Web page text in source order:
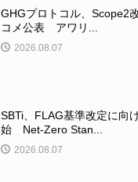
GHGプロトコル、Scope2
コメ公表 アワリ...
2026.08.07
SBTi、FLAG基準改定に向
始 Net-Zero Stan...
2026.08.07